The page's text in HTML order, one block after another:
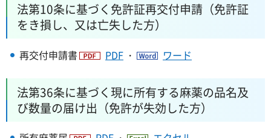
法第10条に基づく免許証再交付申請（免許証
をき損し、又は亡失した方）
再交付申請書 PDF ・ ワード
法第36条に基づく現に所有する麻薬の品名及
び数量の届け出（免許が失効した方）